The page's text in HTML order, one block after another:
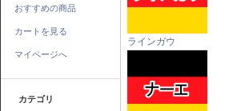
おすすめの商品
カートを見る
マイページへ
カテゴリ
ラインガウ